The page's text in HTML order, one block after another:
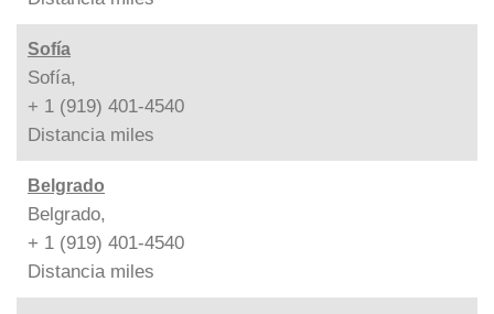
Sofía
Sofía,
+ 1 (919) 401-4540
Distancia miles
Belgrado
Belgrado,
+ 1 (919) 401-4540
Distancia miles